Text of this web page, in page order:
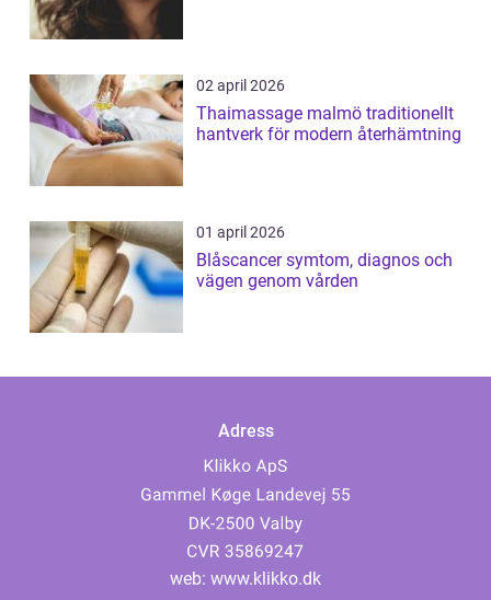
02 april 2026
Thaimassage malmö traditionellt
hantverk för modern återhämtning
01 april 2026
Blåscancer symtom, diagnos och
vägen genom vården
Adress
web: www.klikko.dk